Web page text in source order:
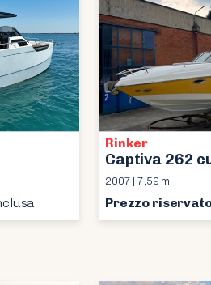
Rinker
Captiva 262
2007 | 7,59 m
Prezzo